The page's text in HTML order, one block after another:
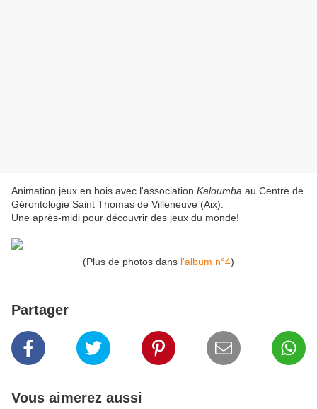
Animation jeux en bois avec l'association Kaloumba au Centre de
Gérontologie Saint Thomas de Villeneuve (Aix).
Une après-midi pour découvrir des jeux du monde!
(Plus de photos dans l'album n°4)
Partager
Vous aimerez aussi